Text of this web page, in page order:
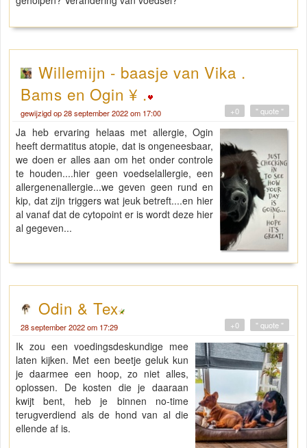
Willemijn - baasje van Vika .
Bams en Ogin ¥ .
gewijzigd op 28 september 2022 om 17:00 " quote "
+0
Ja heb ervaring helaas met allergie, Ogin
heeft dermatitus atopie, dat is ongeneesbaar,
we doen er alles aan om het onder controle
te houden....hier geen voedselallergie, een
allergenenallergie...we geven geen rund en
kip, dat zijn triggers wat jeuk betreft....en hier
al vanaf dat de cytopoint er is wordt deze hier
al gegeven...
Odin & Tex
28 september 2022 om 17:29 " quote "
+0
Ik zou een voedingsdeskundige mee
laten kijken. Met een beetje geluk kun
je daarmee een hoop, zo niet alles,
oplossen. De kosten die je daaraan
kwijt bent, heb je binnen no-time
terugverdiend als de hond van al die
ellende af is.